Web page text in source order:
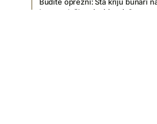
Budite oprezni: Šta kriju bunari
bez geološkog ispitivanja?